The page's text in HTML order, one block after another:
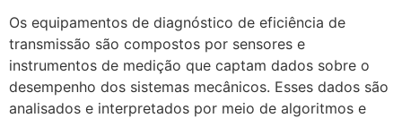
Os equipamentos de diagnóstico de eficiência de
transmissão são compostos por sensores e
instrumentos de medição que captam dados sobre o
desempenho dos sistemas mecânicos. Esses dados são
analisados e interpretados por meio de algoritmos e